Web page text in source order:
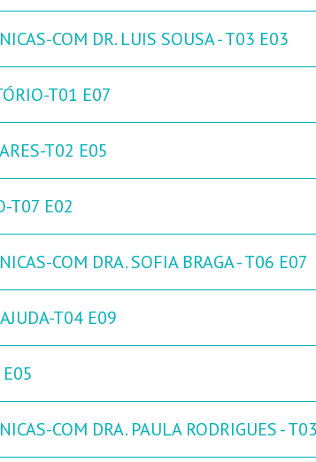
COM DR. LUIS SOUSA - T03 E03
T01 E07
T02 E05
T07 E02
COM DRA. SOFIA BRAGA - T06 E07
T04 E09
COM DRA. PAULA RODRIGUES -